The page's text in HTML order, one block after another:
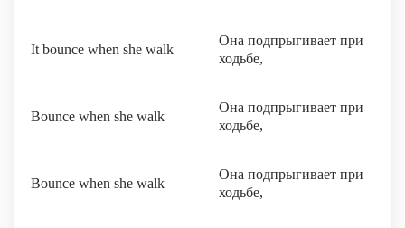
It bounce when she walk
Она подпрыгивает при
ходьбе,
Bounce when she walk
Она подпрыгивает при
ходьбе,
Bounce when she walk
Она подпрыгивает при
ходьбе,